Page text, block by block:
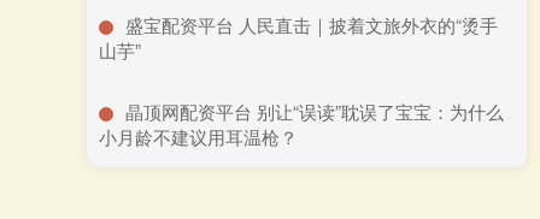
​盛宝配资平台 人民直击｜披着文旅外衣的“烫手
山芋”
​晶顶网配资平台 别让“误读”耽误了宝宝：为什么
小月龄不建议用耳温枪？